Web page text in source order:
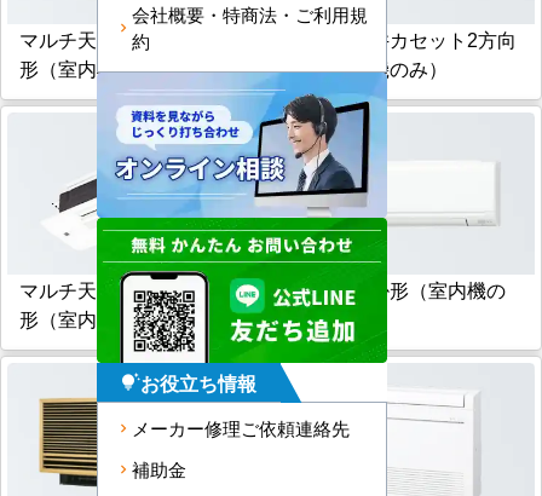
マルチ天井カセット1方向
形（室内機のみ）
マルチ天井カセット2方向
形（室内機のみ）
マルチ天井カセット小能力
形（室内機のみ）
マルチ壁掛形（室内機の
み）
会社概要・特商法・ご利用規
約
tips_and_updatesお役立ち情報
メーカー修理ご依頼連絡先
補助金